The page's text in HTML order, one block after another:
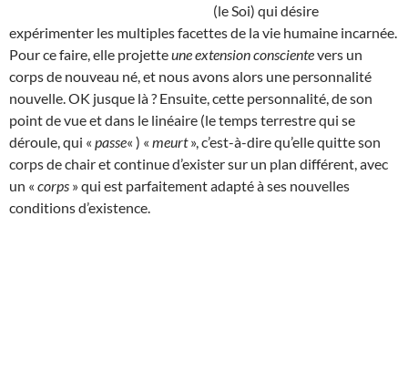
(le Soi) qui désire
expérimenter les multiples facettes de la vie humaine incarnée.
Pour ce faire, elle projetteune extension conscientevers un
corps de nouveau né, et nous avons alors une personnalité
nouvelle. OK jusque là ? Ensuite, cette personnalité, de son
point de vue et dans le linéaire (le temps terrestre qui se
déroule, qui « passe« ) « meurt», c’est-à-dire qu’elle quitte son
corps de chair et continue d’exister sur un plan différent, avec
un « corps » qui est parfaitement adapté à ses nouvelles
conditions d’existence.